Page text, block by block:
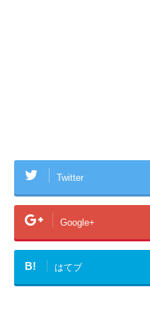
Twitter
Google+
B! はてブ